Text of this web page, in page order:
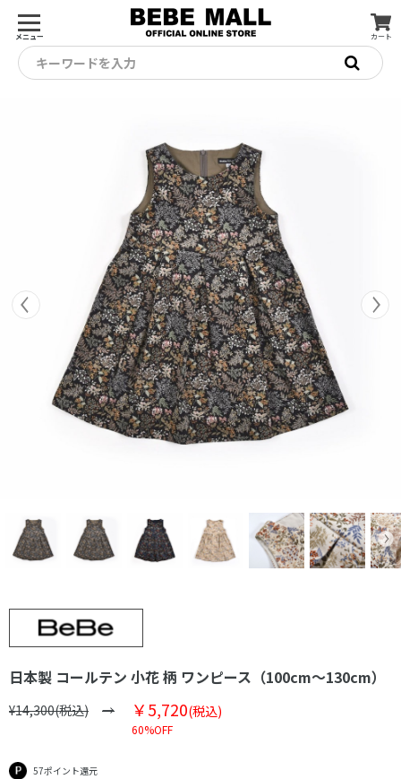
メニュー カート
キーワードを入力
日本製 コールテン 小花 柄 ワンピース（100cm～130cm）
¥14,300(税込) ￥5,720(税込)
60%OFF
57ポイント還元